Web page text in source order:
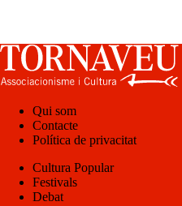
Qui som
Contacte
Política de privacitat
Cultura Popular
Festivals
Debat